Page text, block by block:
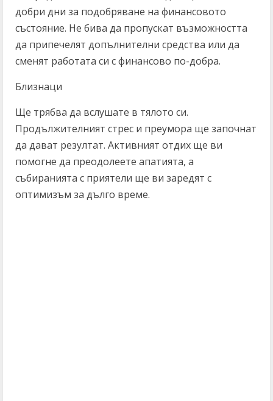
добри дни за подобряване на финансовото
състояние. Не бива да пропускат възможността
да припечелят допълнителни средства или да
сменят работата си с финансово по-добра.
Близнаци
Ще трябва да вслушате в тялото си.
Продължителният стрес и преумора ще започнат
да дават резултат. Активният отдих ще ви
помогне да преодолеете апатията, а
събиранията с приятели ще ви заредят с
оптимизъм за дълго време.